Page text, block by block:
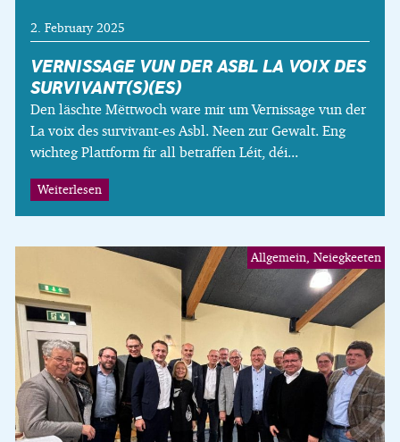
VERNISSAGE VUN DER ASBL LA VOIX DES
SURVIVANT(S)(ES)
Den läschte Mëttwoch ware mir um Vernissage vun der
La voix des survivant-es Asbl. Neen zur Gewalt. Eng
wichteg Plattform fir all betraffen Léit, déi...
Weiterlesen
2. February 2025
Allgemein, Neiegkeeten